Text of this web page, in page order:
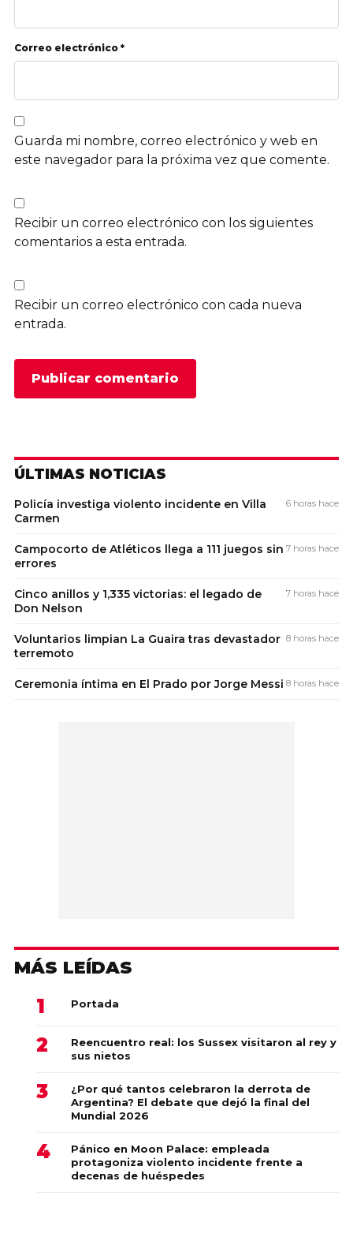
Correo electrónico *
Guarda mi nombre, correo electrónico y web en
este navegador para la próxima vez que comente.
Recibir un correo electrónico con los siguientes
comentarios a esta entrada.
Recibir un correo electrónico con cada nueva
entrada.
ÚLTIMAS NOTICIAS
Policía investiga violento incidente en Villa
Carmen
6 horas hace
Campocorto de Atléticos llega a 111 juegos sin
errores
7 horas hace
Cinco anillos y 1,335 victorias: el legado de
Don Nelson
7 horas hace
Voluntarios limpian La Guaira tras devastador
terremoto
8 horas hace
Ceremonia íntima en El Prado por Jorge Messi 8 horas hace
MÁS LEÍDAS
Portada
Reencuentro real: los Sussex visitaron al rey y
sus nietos
¿Por qué tantos celebraron la derrota de
Argentina? El debate que dejó la final del
Mundial 2026
Pánico en Moon Palace: empleada
protagoniza violento incidente frente a
decenas de huéspedes